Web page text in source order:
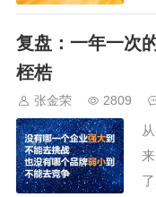
复盘：一年一次
桎梏
张金荣 2809